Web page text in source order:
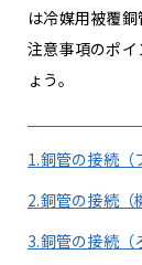
は冷媒用被覆銅
注意事項のポ
ょう。
1.銅管の接続（
2.銅管の接続（
3.銅管の接続（